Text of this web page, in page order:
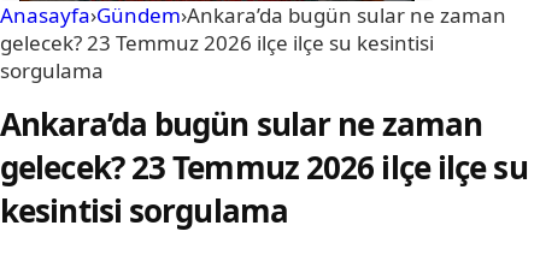
Anasayfa›Gündem›Ankara’da bugün sular ne zaman
gelecek? 23 Temmuz 2026 ilçe ilçe su kesintisi
sorgulama
Ankara’da bugün sular ne zaman
gelecek? 23 Temmuz 2026 ilçe ilçe su
kesintisi sorgulama